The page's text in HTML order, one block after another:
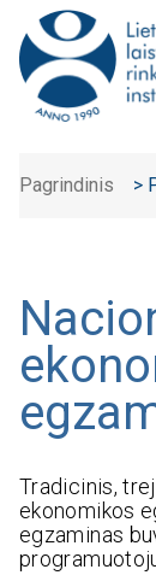
Pagrindinis >
Tradicinis,
ekonomikos
egzaminas